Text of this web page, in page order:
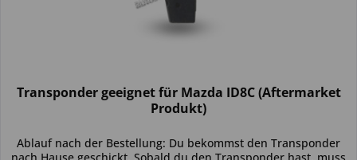
Transponder geeignet für Mazda ID8C (Aftermarket
Produkt)
Ablauf nach der Bestellung: Du bekommst den Transponder